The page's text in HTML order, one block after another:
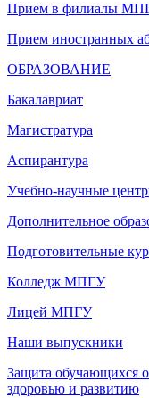
Прием в филиалы
Прием иностранных
ОБРАЗОВАНИЕ
Бакалавриат
Магистратура
Аспирантура
Учебно-научные
Дополнительное
Подготовительные
Колледж МПГУ
Лицей МПГУ
Наши выпускники
Защита обучающихся
здоровью и развитию